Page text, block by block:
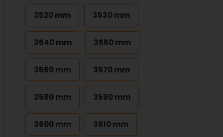
3520 mm 3530 mm
3540 mm 3550 mm
3560 mm 3570 mm
3580 mm 3590 mm
3600 mm 3610 mm